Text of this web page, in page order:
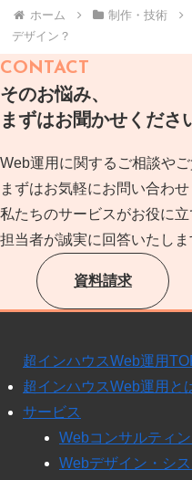
ホーム 制作・技術
デザイン？
CONTACT
そのお悩み、
まずはお聞かせくださ
Web運用に関するご相談やご
まずはお気軽にお問い合わせ
私たちのサービスがお役に立
担当者が誠実に回答いたしま
資料請求
超インハウスWeb運用
超インハウスWeb運用と
サービス
Webコンサルティ
Webデザイン・シ